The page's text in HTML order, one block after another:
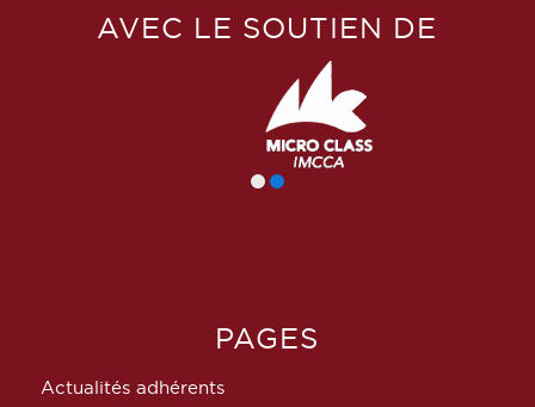
AVEC LE SOUTIEN DE
PAGES
Actualités adhérents